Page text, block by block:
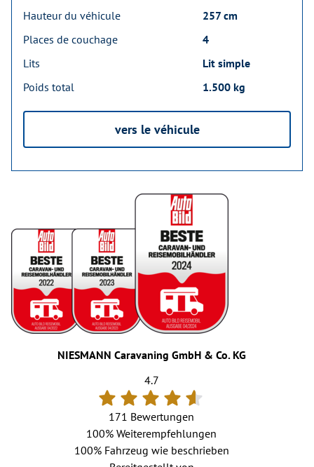
Hauteur du véhicule
257 cm
Places de couchage
4
Lits
Lit simple
Poids total
1.500 kg
vers le véhicule
NIESMANN Caravaning GmbH & Co. KG
4.7
171 Bewertungen
100% Weiterempfehlungen
100%Fahrzeug wie beschrieben